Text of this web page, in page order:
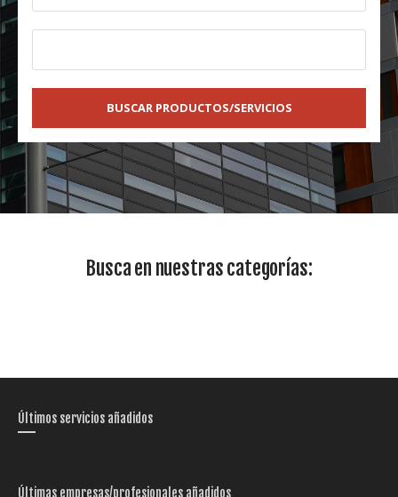
BUSCAR PRODUCTOS/SERVICIOS
Busca en nuestras categorías:
Últimos servicios añadidos
Últimas empresas/profesionales añadidos